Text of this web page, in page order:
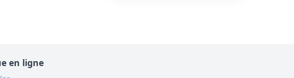
en ligne